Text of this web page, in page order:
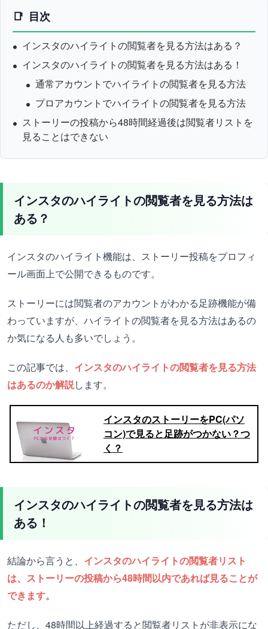
目次
インスタのハイライトの閲覧者を見る方法はある？
インスタのハイライトの閲覧者を見る方法はある！
通常アカウントでハイライトの閲覧者を見る方法
プロアカウントでハイライトの閲覧者を見る方法
ストーリーの投稿から48時間経過後は閲覧者リストを
見ることはできない
インスタのハイライトの閲覧者を見る方法は
ある？
インスタのハイライト機能は、ストーリー投稿をプロフィ
ール画面上で公開できるものです。
ストーリーには閲覧者のアカウントがわかる足跡機能が備
わっていますが、ハイライトの閲覧者を見る方法はあるの
か気になる人も多いでしょう。
この記事では、 インスタのハイライトの閲覧者を見る方法
はあるのか解説します。
インスタのストーリーをPC(パソ
コン)で見ると足跡がつかない？つ
く？
インスタのハイライトの閲覧者を見る方法は
ある！
結論から言うと、 インスタのハイライトの閲覧者リスト
は、ストーリーの投稿から48時間以内であれば見ることが
できます。
ただし、48時間以上経過すると閲覧者リストが非表示にな